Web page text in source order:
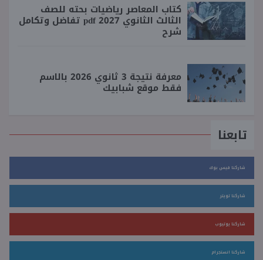
كتاب المعاصر رياضيات بحته للصف
الثالث الثانوي 2027 pdf تفاضل وتكامل
شرح
معرفة نتيجة 3 ثانوي 2026 بالاسم
فقط موقع شبابيك
تابعنا
شاركنا فيس بوك
شاركنا تويتر
شاركنا يوتيوب
شاركنا انستجرام